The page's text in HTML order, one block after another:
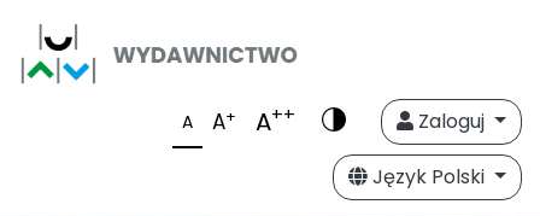
A A+ A++
Zaloguj
Język Polski